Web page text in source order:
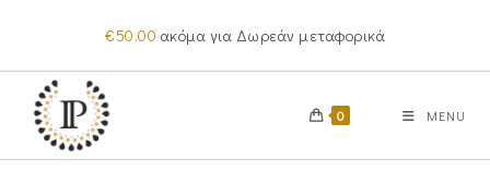
content
€50.00 ακόμα για Δωρεάν μεταφορικά
0 MENU